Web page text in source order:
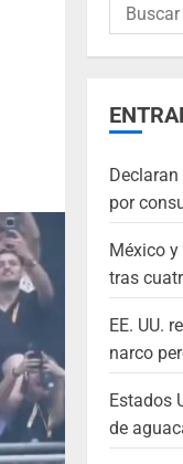
por
México
tras
EE. UU.
narco
Estados
de